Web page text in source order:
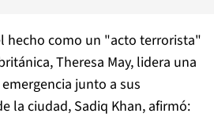
hecho como un "acto terrorista"
Theresa May, lidera una
junto a sus
la ciudad, Sadiq Khan, afirmó: